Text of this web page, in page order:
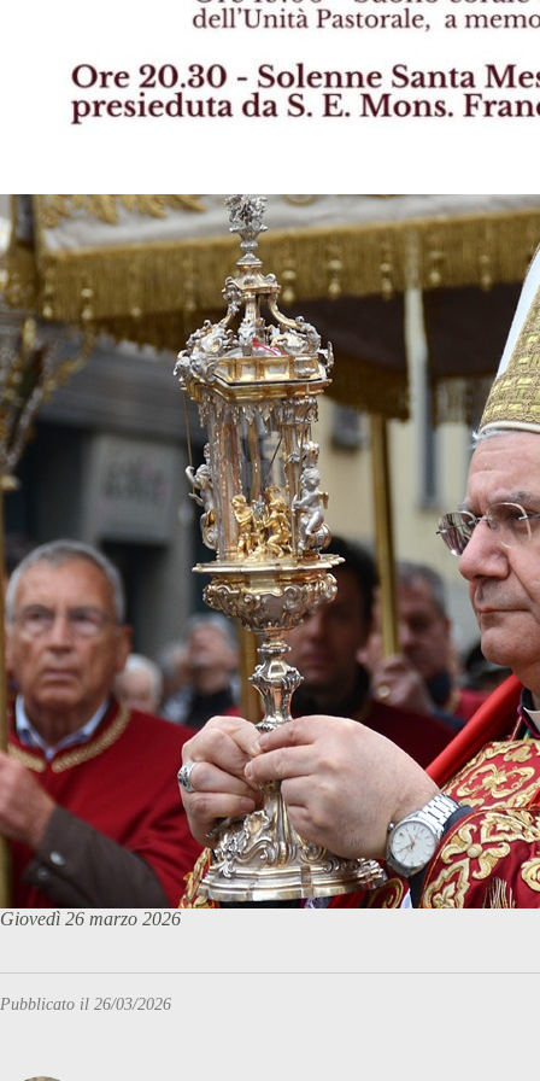
Giovedì 26 marzo 2026
Pubblicato il 26/03/2026